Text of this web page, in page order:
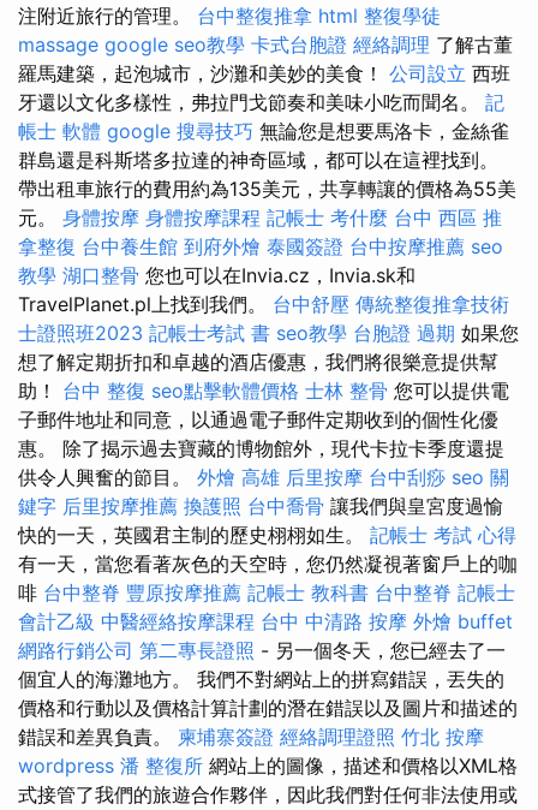
注附近旅行的管理。 台中整復推拿 html 整復學徒
massage google seo教學 卡式台胞證 經絡調理 了解古董
羅馬建築，起泡城市，沙灘和美妙的美食！ 公司設立 西班
牙還以文化多樣性，弗拉門戈節奏和美味小吃而聞名。 記
帳士 軟體 google 搜尋技巧 無論您是想要馬洛卡，金絲雀
群島還是科斯塔多拉達的神奇區域，都可以在這裡找到。
帶出租車旅行的費用約為135美元，共享轉讓的價格為55美
元。 身體按摩 身體按摩課程 記帳士 考什麼 台中 西區 推
拿整復 台中養生館 到府外燴 泰國簽證 台中按摩推薦 seo
教學 湖口整骨 您也可以在Invia.cz，Invia.sk和
TravelPlanet.pl上找到我們。 台中舒壓 傳統整復推拿技術
士證照班2023 記帳士考試 書 seo教學 台胞證 過期 如果您
想了解定期折扣和卓越的酒店優惠，我們將很樂意提供幫
助！ 台中 整復 seo點擊軟體價格 士林 整骨 您可以提供電
子郵件地址和同意，以通過電子郵件定期收到的個性化優
惠。 除了揭示過去寶藏的博物館外，現代卡拉卡季度還提
供令人興奮的節目。 外燴 高雄 后里按摩 台中刮痧 seo 關
鍵字 后里按摩推薦 換護照 台中喬骨 讓我們與皇宮度過愉
快的一天，英國君主制的歷史栩栩如生。 記帳士 考試 心得
有一天，當您看著灰色的天空時，您仍然凝視著窗戶上的咖
啡 台中整脊 豐原按摩推薦 記帳士 教科書 台中整脊 記帳士
會計乙級 中醫經絡按摩課程 台中 中清路 按摩 外燴 buffet
網路行銷公司 第二專長證照 - 另一個冬天，您已經去了一
個宜人的海灘地方。 我們不對網站上的拼寫錯誤，丟失的
價格和行動以及價格計算計劃的潛在錯誤以及圖片和描述的
錯誤和差異負責。 柬埔寨簽證 經絡調理證照 竹北 按摩
wordpress 潘 整復所 網站上的圖像，描述和價格以XML格
式接管了我們的旅遊合作夥伴，因此我們對任何非法使用或